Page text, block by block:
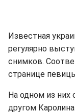
Известная
регулярно
снимков.
странице
На одном из них
другом